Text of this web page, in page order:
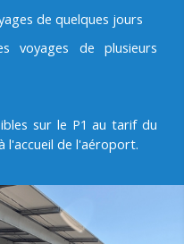
de quelques jours
voyages de plusieurs
sur le P1 au tarif du
l'accueil de l'aéroport.